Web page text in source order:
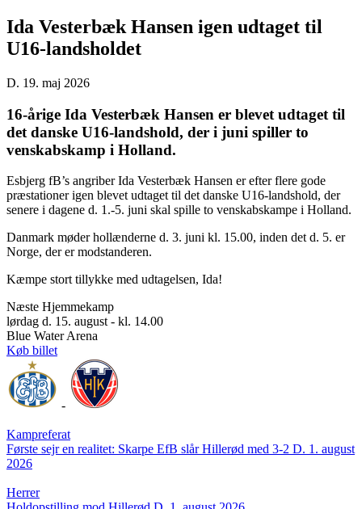
Ida Vesterbæk Hansen igen udtaget til
U16-landsholdet
D. 19. maj 2026
16-årige Ida Vesterbæk Hansen er blevet udtaget til
det danske U16-landshold, der i juni spiller to
venskabskamp i Holland.
Esbjerg fB’s angriber Ida Vesterbæk Hansen er efter flere gode
præstationer igen blevet udtaget til det danske U16-landshold, der
senere i dagene d. 1.-5. juni skal spille to venskabskampe i Holland.
Danmark møder hollænderne d. 3. juni kl. 15.00, inden det d. 5. er
Norge, der er modstanderen.
Kæmpe stort tillykke med udtagelsen, Ida!
Næste Hjemmekamp
lørdag d. 15. august - kl. 14.00
Blue Water Arena
Køb billet
-
Kampreferat
Første sejr en realitet: Skarpe EfB slår Hillerød med 3-2 D. 1. august
2026
Herrer